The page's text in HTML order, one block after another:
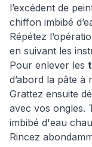
l’excédent de
chiffon imbibé
Répétez
en suivant les
Pour enlever les
d’abord la pâte à
Grattez ensuite
avec vos ongles.
imbibé d'eau
Rincez